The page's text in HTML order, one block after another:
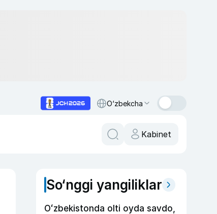
O‘zbekcha
Kabinet
So‘nggi yangiliklar
Oʻzbekistonda olti oyda savdo,